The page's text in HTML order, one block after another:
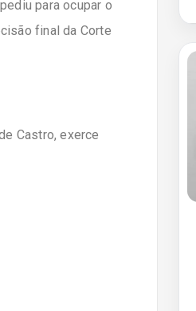
para ocupar o
final da Corte
Castro, exerce